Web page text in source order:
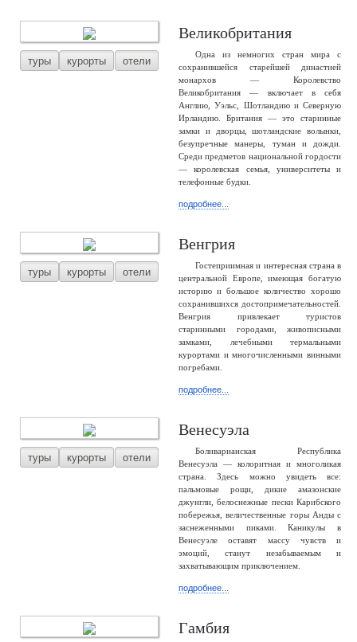
туры курорты отели
Великобритания
Одна из немногих стран мира с
сохранившейся старейшей династией
монархов — Королевство
Великобритания — включает в себя
Англию, Уэльс, Шотландию и Северную
Ирландию. Британия — это старинные
замки и дворцы, шотландские волынки,
безупречные манеры, туман и дожди.
Среди предметов национальной гордости
— королевская семья, университеты и
телефонные будки.
подробнее...
туры курорты отели
Венгрия
Гостеприимная и интересная страна в
центральной Европе, имеющая богатую
историю и большое количество хорошо
сохранившихся достопримечательностей.
Венгрия привлекает туристов
старинными городами, живописными
замками, лечебными термальными
курортами и многочисленными винными
погребами.
подробнее...
туры курорты отели
Венесуэла
Боливарианская Республика
Венесуэла — колоритная и многоликая
страна. Здесь можно увидеть все:
пальмовые рощи, дикие амазонские
джунгли, белоснежные пески Карибского
побережья, величественные горы Анды с
заснеженными пиками. Каникулы в
Венесуэле оставят массу чувств и
эмоций, станут незабываемым и
захватывающим приключением.
подробнее...
Гамбия